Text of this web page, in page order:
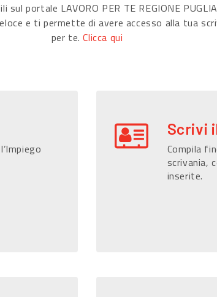
portale LAVORO PER TE REGIONE
e ti permette di avere accesso alla tua
per te.Clicca qui
Scrivi
Compila
scrivania,
inserite.